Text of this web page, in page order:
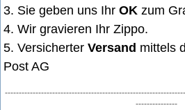
3. Sie geben uns IhrOK zum
4. Wir gravieren Ihr Zippo.
5. VersicherterVersand mittels
Post AG
---------------